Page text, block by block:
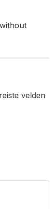
velden